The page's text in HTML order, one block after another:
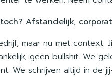
Afstandelijk,
maar nu met context.
geen bullshit. We
We schrijven altijd in de